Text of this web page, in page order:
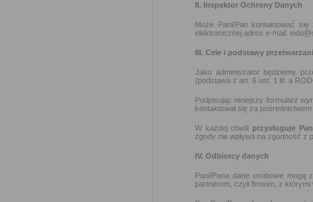
II. Inspektor Ochrony Danych
Może Pani/Pan kontaktować
elektronicznej adres e-mail:
III. Cele i podstawy
Jako administrator będziemy
(podstawa z art. 6 ust. 1 lit. a
Podpisując niniejszy formularz
kontaktował się za
W każdej chwili przysługuje
zgody nie wpływa na zgodność z
IV. Odbiorcy danych
Pani/Pana dane osobowe mogą
partnerom, czyli firmom, z którymi